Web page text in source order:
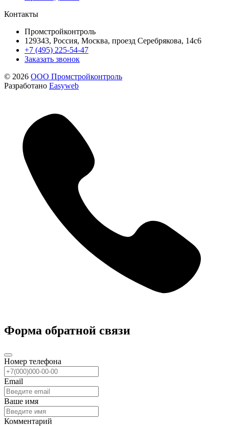
Контакты
Промстройконтроль
129343, Россия, Москва, проезд Серебрякова, 14с6
+7 (495) 225-54-47
Заказать звонок
© 2026 ООО Промстройконтроль
Разработано Easyweb
Форма обратной связи
Номер телефона
Email
Ваше имя
Комментарий